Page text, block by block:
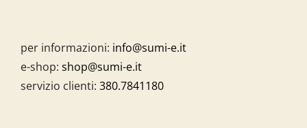
per informazioni: info@sumi-e.it
e-shop: shop@sumi-e.it
servizio clienti: 380.7841180